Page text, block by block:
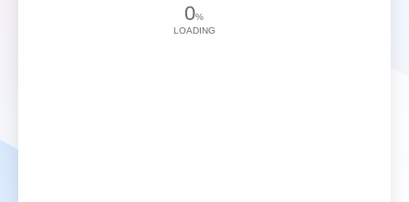
0%
LOADING